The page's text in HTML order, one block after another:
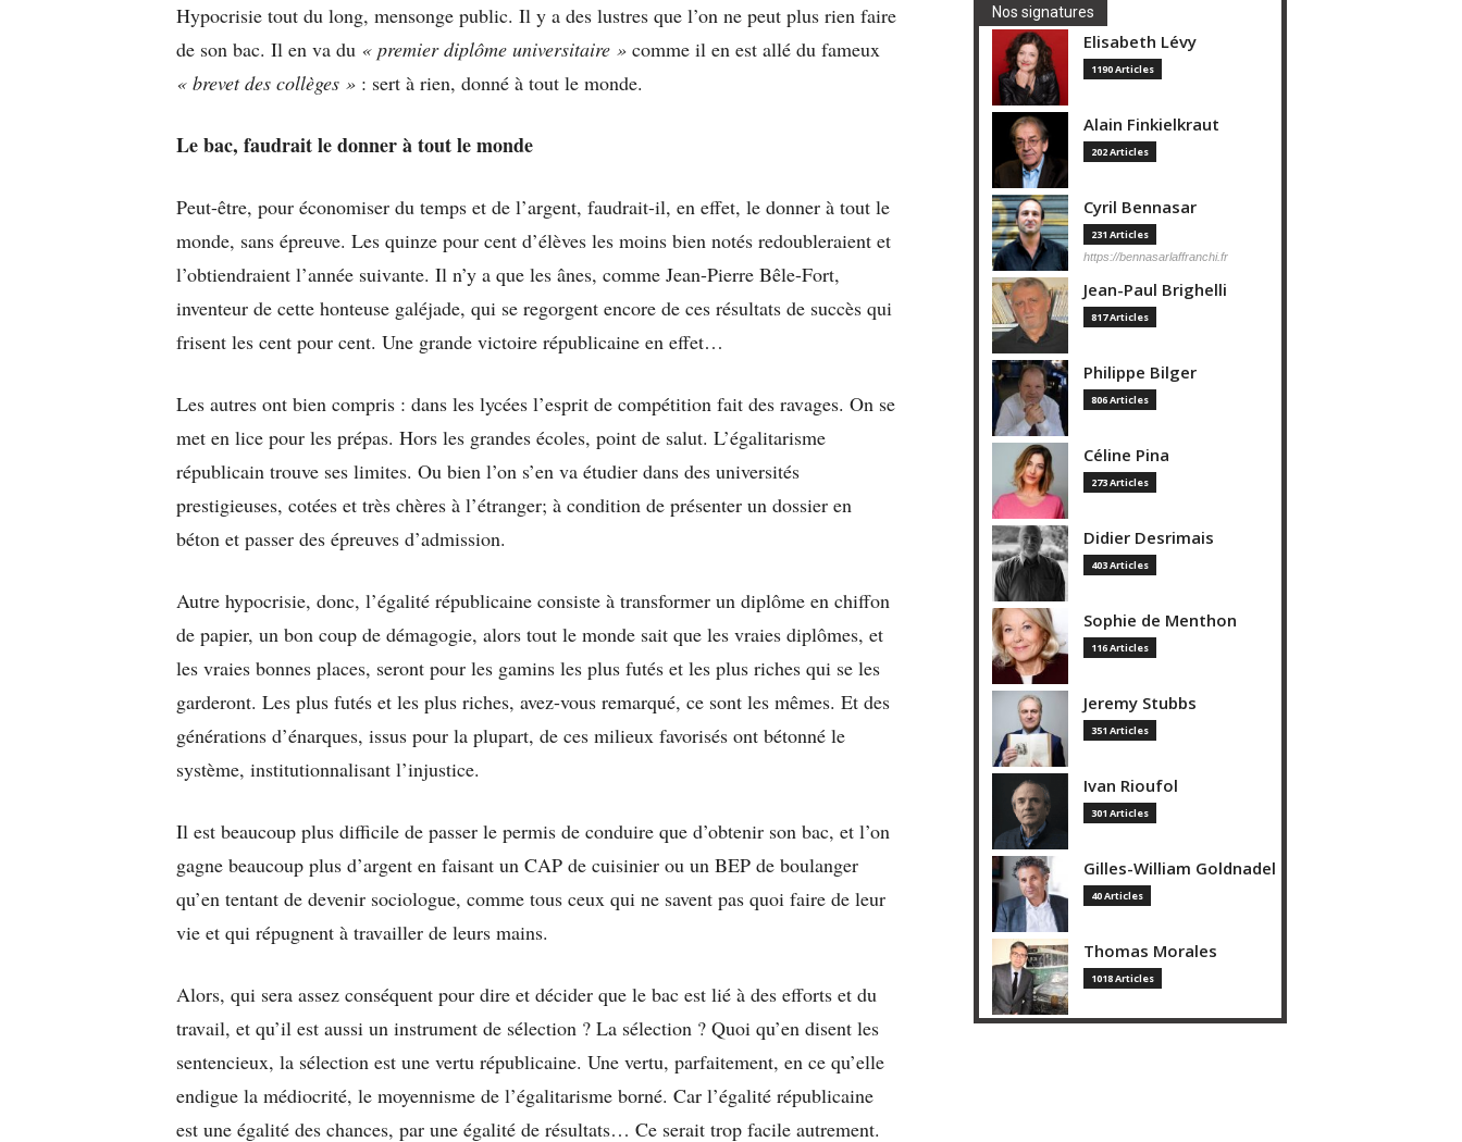
Hypocrisie tout du long, mensonge public. Il y a des lustres que l’on ne peut plus rien faire
de son bac. Il en va du « premier diplôme universitaire » comme il en est allé du fameux
« brevet des collèges » : sert à rien, donné à tout le monde.
Le bac, faudrait le donner à tout le monde
Peut-être, pour économiser du temps et de l’argent, faudrait-il, en effet, le donner à tout le
monde, sans épreuve. Les quinze pour cent d’élèves les moins bien notés redoubleraient et
l’obtiendraient l’année suivante. Il n’y a que les ânes, comme Jean-Pierre Bêle-Fort,
inventeur de cette honteuse galéjade, qui se regorgent encore de ces résultats de succès qui
frisent les cent pour cent. Une grande victoire républicaine en effet…
Les autres ont bien compris : dans les lycées l’esprit de compétition fait des ravages. On se
met en lice pour les prépas. Hors les grandes écoles, point de salut. L’égalitarisme
républicain trouve ses limites. Ou bien l’on s’en va étudier dans des universités
prestigieuses, cotées et très chères à l’étranger; à condition de présenter un dossier en
béton et passer des épreuves d’admission.
Autre hypocrisie, donc, l’égalité républicaine consiste à transformer un diplôme en chiffon
de papier, un bon coup de démagogie, alors tout le monde sait que les vraies diplômes, et
les vraies bonnes places, seront pour les gamins les plus futés et les plus riches qui se les
garderont. Les plus futés et les plus riches, avez-vous remarqué, ce sont les mêmes. Et des
générations d’énarques, issus pour la plupart, de ces milieux favorisés ont bétonné le
système, institutionnalisant l’injustice.
Il est beaucoup plus difficile de passer le permis de conduire que d’obtenir son bac, et l’on
gagne beaucoup plus d’argent en faisant un CAP de cuisinier ou un BEP de boulanger
qu’en tentant de devenir sociologue, comme tous ceux qui ne savent pas quoi faire de leur
vie et qui répugnent à travailler de leurs mains.
Alors, qui sera assez conséquent pour dire et décider que le bac est lié à des efforts et du
travail, et qu’il est aussi un instrument de sélection ? La sélection ? Quoi qu’en disent les
sentencieux, la sélection est une vertu républicaine. Une vertu, parfaitement, en ce qu’elle
endigue la médiocrité, le moyennisme de l’égalitarisme borné. Car l’égalité républicaine
est une égalité des chances, par une égalité de résultats… Ce serait trop facile autrement.
Nos signatures
Elisabeth Lévy
1190 Articles
Alain Finkielkraut
202 Articles
Cyril Bennasar
231 Articles
https://bennasarlaffranchi.fr
Jean-Paul Brighelli
817 Articles
Philippe Bilger
806 Articles
Céline Pina
273 Articles
Didier Desrimais
403 Articles
Sophie de Menthon
116 Articles
Jeremy Stubbs
351 Articles
Ivan Rioufol
301 Articles
Gilles-William Goldnadel
40 Articles
Thomas Morales
1018 Articles